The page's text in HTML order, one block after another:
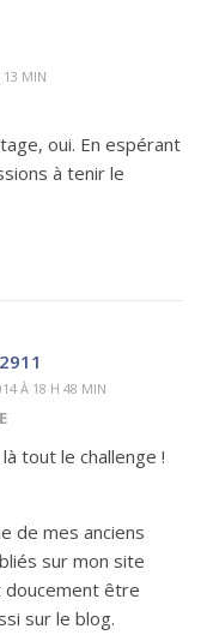
13 MIN
oui. En espérant
à tenir le
À 18 H 48 MIN
là tout le challenge !
de mes anciens
sur mon site
être
sur le blog.